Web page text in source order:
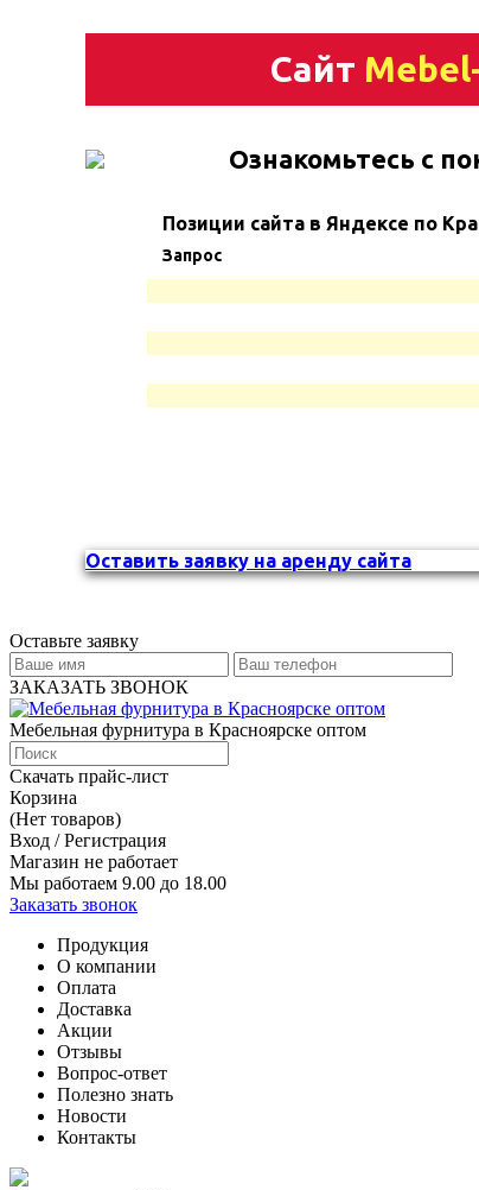
Сайт
Ознакомьтесь с
Позиции сайта в Яндексе по
Запрос
Оставить заявку на аренду сайта
Оставьте заявку
ЗАКАЗАТЬ ЗВОНОК
Мебельная фурнитура в Красноярске оптом
Скачать прайс-лист
Корзина
(Нет товаров)
Вход / Регистрация
Магазин не работает
Мы работаем 9.00 до 18.00
Заказать звонок
Продукция
О компании
Оплата
Доставка
Акции
Отзывы
Вопрос-ответ
Полезно знать
Новости
Контакты